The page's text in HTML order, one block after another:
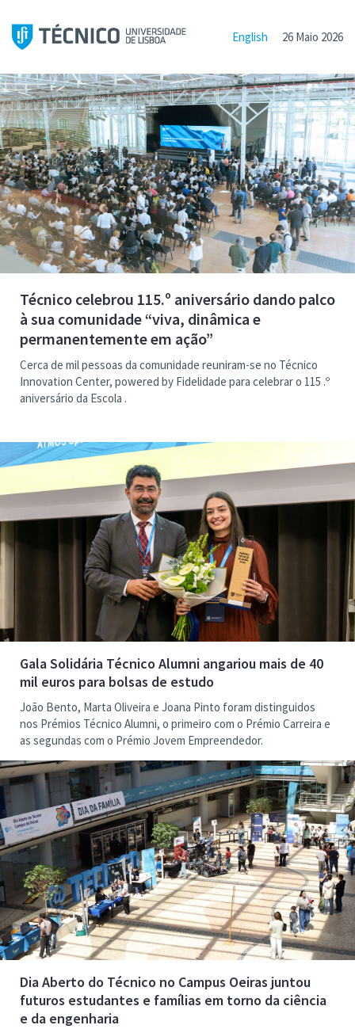
English 26 Maio 2026
Técnico celebrou 115.º aniversário dando palco
à sua comunidade “viva, dinâmica e
permanentemente em ação”
Cerca de mil pessoas da comunidade reuniram-se no Técnico
Innovation Center, powered by Fidelidade para celebrar o 115 .º
aniversário da Escola .
Gala Solidária Técnico Alumni angariou mais de 40
mil euros para bolsas de estudo
João Bento, Marta Oliveira e Joana Pinto foram distinguidos
nos Prémios Técnico Alumni, o primeiro com o Prémio Carreira e
as segundas com o Prémio Jovem Empreendedor.
Dia Aberto do Técnico no Campus Oeiras juntou
futuros estudantes e famílias em torno da ciência
e da engenharia